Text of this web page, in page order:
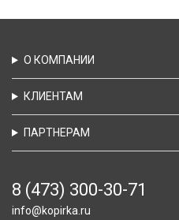
О КОМПАНИИ
КЛИЕНТАМ
ПАРТНЕРАМ
8 (473) 300-30-71
info@kopirka.ru